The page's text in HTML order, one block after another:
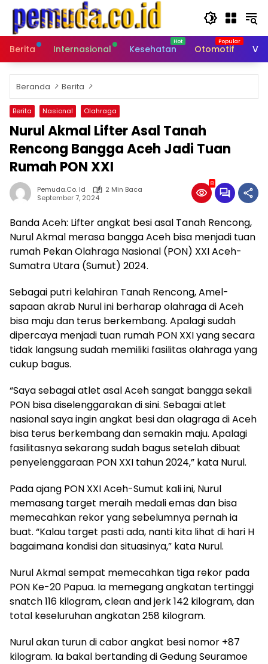
Langsung
konten
Berita
Internasional Kesehatan Otomotif
Beranda Berita
Berita Nasional Olahraga
Nurul Akmal Lifter Asal Tanah
Rencong Bangga Aceh Jadi Tuan
Rumah PON XXI
Pemuda.co. Id
2 Min Baca
September 7, 2024
8
Banda Aceh: Lifter angkat besi asal Tanah Rencong,
Nurul Akmal merasa bangga Aceh bisa menjadi tuan
rumah Pekan Olahraga Nasional (PON) XXI Aceh-
Sumatra Utara (Sumut) 2024.
Sebagai putri kelahiran Tanah Rencong, Amel-
sapaan akrab Nurul ini berharap olahraga di Aceh
bisa maju dan terus berkembang. Apalagi sudah
dipercaya menjadi tuan rumah PON XXI yang secara
tidak langsung sudah memiliki fasilitas olahraga yang
cukup bagus.
“Saya sebagai atlet asal Aceh sangat bangga sekali
PON bisa diselenggarakan di sini. Sebagai atlet
nasional saya ingin angkat besi dan olagraga di Aceh
bisa terus berkembang dan semakin maju. Apalagi
fasilitasnya sekarang sudah bagus setelah dibuat
penyelenggaraan PON XXI tahun 2024,” kata Nurul.
Pada ajang PON XXI Aceh-Sumut kali ini, Nurul
memasang target meraih medali emas dan bisa
memecahkan rekor yang sebelumnya pernah ia
buat. “Kalau target pasti ada, nanti kita lihat di hari H
bagaimana kondisi dan situasinya,” kata Nurul.
Nurul Akmal sempat memecahkan tiga rekor pada
PON Ke-20 Papua. Ia memegang angkatan tertinggi
snatch 116 kilogram, clean and jerk 142 kilogram, dan
total keseluruhan angkatan 258 kilogram.
Nurul akan turun di cabor angkat besi nomor +87
kilogram. Ia bakal bertanding di Gedung Seuramoe